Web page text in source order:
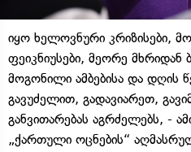
იყო ხელოვნური კრიზისები,
ფეიკნიუსები, მეორე მხრიდან
მოგონილი ამბებისა და დღის
გავუძელით, გადავიარეთ,
განვითარებას აგრძელებს, -
„ქართული ოცნების“